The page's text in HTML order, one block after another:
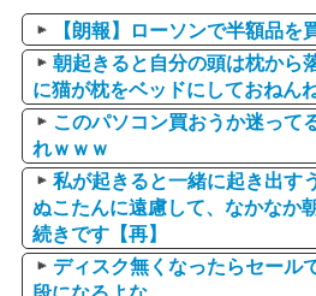
【朗報】ローソンで半額品を
朝起きると自分の頭は枕から
に猫が枕をベッドにしておねん
このパソコン買おうか迷って
れｗｗｗ
私が起きると一緒に起き出す
ぬこたんに遠慮して、なかなか
続きです【再】
ディスク無くなったらセール